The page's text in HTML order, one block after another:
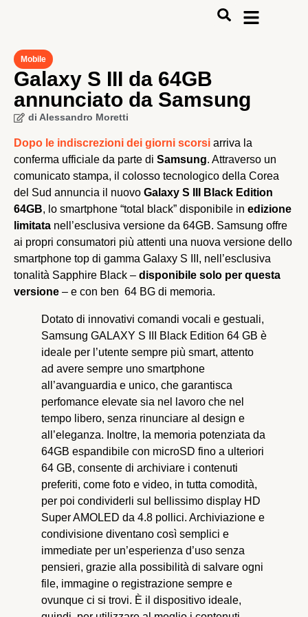
Mobile
Galaxy S III da 64GB
annunciato da Samsung
di Alessandro Moretti
Dopo le indiscrezioni dei giorni scorsiarriva la
conferma ufficiale da parte diSamsung. Attraverso
un comunicato stampa, il colosso tecnologico della
Corea del Sud annuncia il nuovoGalaxy S III Black
Edition 64GB, lo smartphone “total black” disponibile
inedizione limitatanell’esclusiva versione da
64GB. Samsung offre ai propri consumatori più
attenti una nuova versione dello smartphone top di
gamma Galaxy S III, nell’esclusiva tonalità Sapphire
Black –disponibile solo per questa versione
Dotato di innovativi comandi vocali e
gestuali, Samsung GALAXY S III Black
Edition 64 GB è ideale per l’utente sempre
più smart, attento ad avere sempre uno
smartphone all’avanguardia e unico, che
garantisca perfomance elevate sia nel
lavoro che nel tempo libero, senza
rinunciare al design e all’eleganza. Inoltre,
la memoria potenziata da 64GB
espandibile con microSD fino a ulteriori 64
GB, consente di archiviare i contenuti
preferiti, come foto e video, in tutta
comodità, per poi condividerli sul bellissimo
display HD Super AMOLED da 4.8 pollici.
Archiviazione e condivisione diventano
così semplici e immediate per
un’esperienza d’uso senza pensieri, grazie